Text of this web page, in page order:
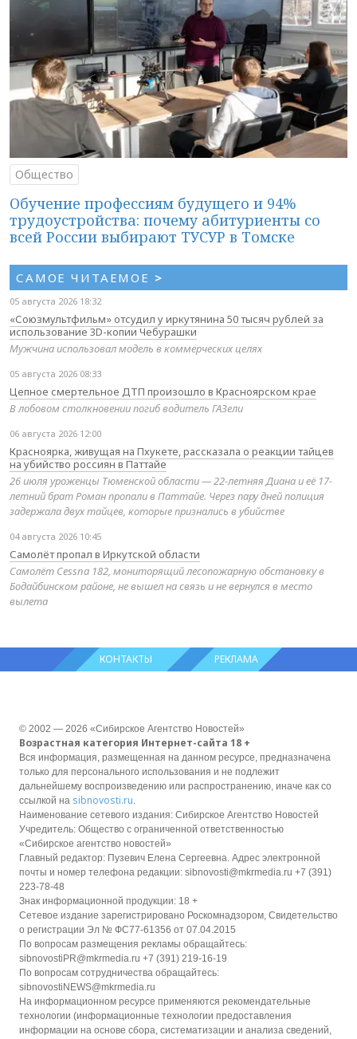
Общество
Обучение профессиям будущего и 94%
трудоустройства: почему абитуриенты со
всей России выбирают ТУСУР в Томске
САМОЕ ЧИТАЕМОЕ >
05 августа 2026 18:32
«Союзмультфильм» отсудил у иркутянина 50 тысяч рублей за
использование 3D-копии Чебурашки
Мужчина использовал модель в коммерческих целях
05 августа 2026 08:33
Цепное смертельное ДТП произошло в Красноярском крае
В лобовом столкновении погиб водитель ГАЗели
06 августа 2026 12:00
Красноярка, живущая на Пхукете, рассказала о реакции тайцев
на убийство россиян в Паттайе
26 июля уроженцы Тюменской области — 22-летняя Диана и её 17-
летний брат Роман пропали в Паттайе. Через пару дней полиция
задержала двух тайцев, которые признались в убийстве
04 августа 2026 10:45
Самолёт пропал в Иркутской области
Самолёт Cessna 182, мониторящий лесопожарную обстановку в
Бодайбинском районе, не вышел на связь и не вернулся в место
вылета
КОНТАКТЫ РЕКЛАМА
© 2002 — 2026 «Сибирское Агентство Новостей»
Возрастная категория Интернет-сайта 18 +
Вся информация, размещенная на данном ресурсе, предназначена
только для персонального использования и не подлежит
дальнейшему воспроизведению или распространению, иначе как со
ссылкой на sibnovosti.ru.
Наименование сетевого издания: Сибирское Агентство Новостей
Учредитель: Общество с ограниченной ответственностью
«Сибирское агентство новостей»
Главный редактор: Пузевич Елена Сергеевна. Адрес электронной
почты и номер телефона редакции: sibnovosti@mkrmedia.ru +7 (391)
223-78-48
Знак информационной продукции: 18 +
Сетевое издание зарегистрировано Роскомнадзором, Свидетельство
о регистрации Эл № ФС77-61356 от 07.04.2015
По вопросам размещения рекламы обращайтесь:
sibnovostiPR@mkrmedia.ru +7 (391) 219-16-19
По вопросам сотрудничества обращайтесь:
sibnovostiNEWS@mkrmedia.ru
На информационном ресурсе применяются рекомендательные
технологии (информационные технологии предоставления
информации на основе сбора, систематизации и анализа сведений,